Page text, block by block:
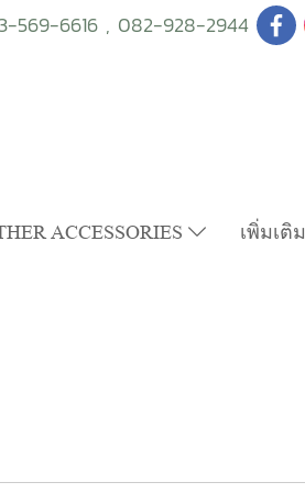
569-6616 , 082-928-2944
ACCESSORIES เพิ่มเติม